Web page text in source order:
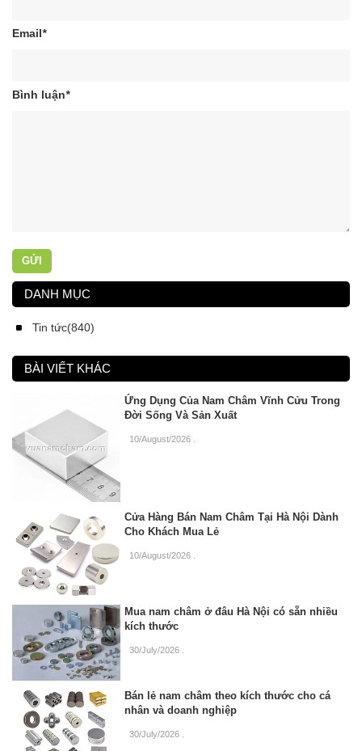
Email*
Bình luận*
GỬI
DANH MỤC
Tin tức(840)
BÀI VIẾT KHÁC
Ứng Dụng Của Nam Châm Vĩnh Cửu Trong
Đời Sống Và Sản Xuất
10/August/2026
Cửa Hàng Bán Nam Châm Tại Hà Nội Dành
Cho Khách Mua Lẻ
10/August/2026
Mua nam châm ở đâu Hà Nội có sẵn nhiều
kích thước
30/July/2026
Bán lẻ nam châm theo kích thước cho cá
nhân và doanh nghiệp
30/July/2026